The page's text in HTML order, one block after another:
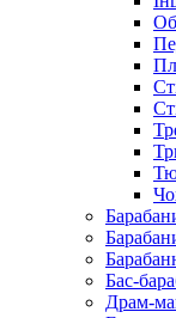
Бас-
Драм-